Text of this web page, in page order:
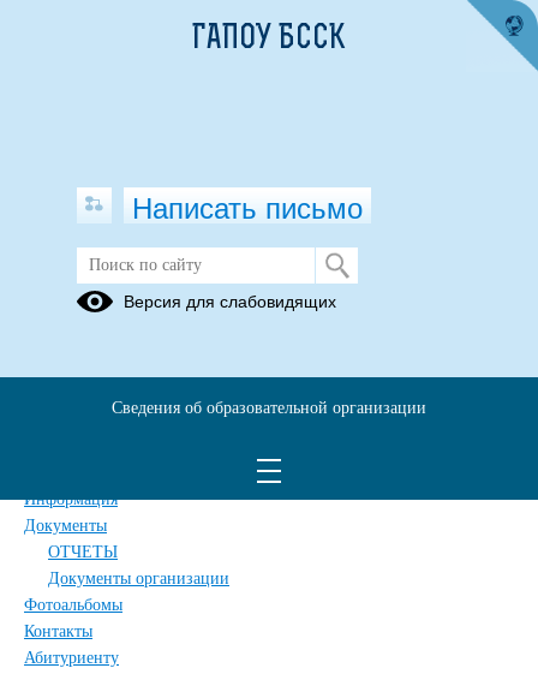
Карта сайта
Обращения граждан
Информация
Документы
ОТЧЕТЫ
Документы организации
Фотоальбомы
Контакты
Абитуриенту
ГАПОУ БССК
Написать письмо
Версия для слабовидящих
Сведения об образовательной организации